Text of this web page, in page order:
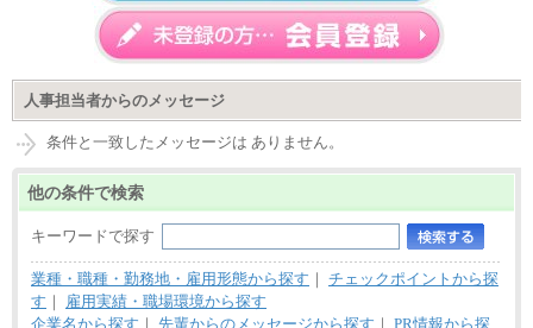
人事担当者からのメッセージ
条件と一致したメッセージは ありません。
他の条件で検索
キーワードで探す
業種・職種・勤務地・雇用形態から探す ｜ チェックポイントから探
す ｜
雇用実績・職場環境から探す
企業名から探す ｜ 先輩からのメッセージから探す ｜ PR情報から探